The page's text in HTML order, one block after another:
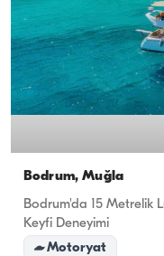
Bodrum, Muğla
Bodrum'da 15 Metrelik
Keyfi Deneyimi
Motoryat